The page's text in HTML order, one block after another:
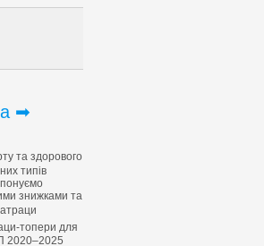
➡
та здорового
типів
знижками та
топери для
2020–2025